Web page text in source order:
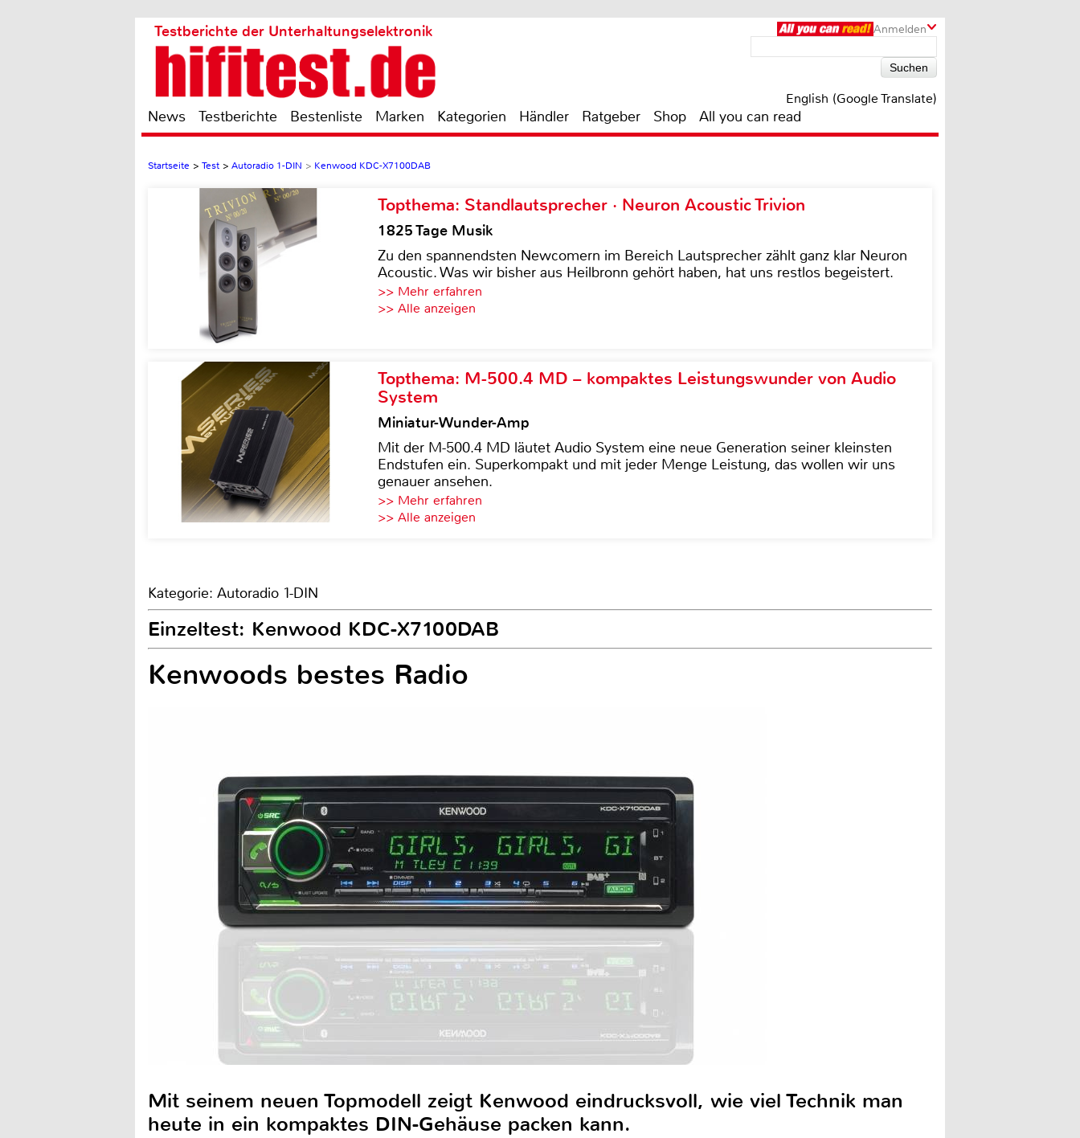
Anmelden
Testberichte der Unterhaltungselektronik
English (Google Translate)
News Testberichte Bestenliste Marken Kategorien Händler Ratgeber Shop All you can read
Startseite > Test > Autoradio 1-DIN > Kenwood KDC-X7100DAB
Topthema: Standlautsprecher · Neuron Acoustic Trivion
1825 Tage Musik
Zu den spannendsten Newcomern im Bereich Lautsprecher zählt ganz klar Neuron
Acoustic. Was wir bisher aus Heilbronn gehört haben, hat uns restlos begeistert.
>> Mehr erfahren
>> Alle anzeigen
Topthema: M-500.4 MD – kompaktes Leistungswunder von Audio
System
Miniatur-Wunder-Amp
Mit der M-500.4 MD läutet Audio System eine neue Generation seiner kleinsten
Endstufen ein. Superkompakt und mit jeder Menge Leistung, das wollen wir uns
genauer ansehen.
>> Mehr erfahren
>> Alle anzeigen
Kategorie: Autoradio 1-DIN
Einzeltest: Kenwood KDC-X7100DAB
Kenwoods bestes Radio
Mit seinem neuen Topmodell zeigt Kenwood eindrucksvoll, wie viel Technik man
heute in ein kompaktes DIN-Gehäuse packen kann.